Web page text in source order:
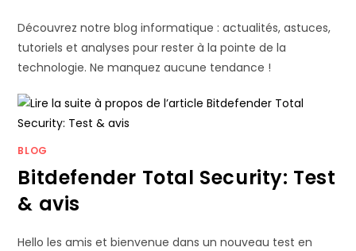
Découvrez notre blog informatique : actualités, astuces,
tutoriels et analyses pour rester à la pointe de la
technologie. Ne manquez aucune tendance !
BLOG
Bitdefender Total Security: Test
& avis
Hello les amis et bienvenue dans un nouveau test en